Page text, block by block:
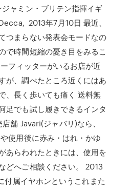
ャミン・ブリテン指揮イギ
2013年7月10日 最近、
つまらない発表会モードなの
で時間短縮の憂き目をみるこ
フィッターがいるお店が近
が、調べたところ近くにはあ
、長く歩いても痛く 送料無
足でも試し履きできるインタ
舗 Javari(ジャバリ)なら、
使用後に赤み・はれ・かゆ
あらわれたときには、使用を
どへご相談ください。 2013
付属イヤホンというこれまた